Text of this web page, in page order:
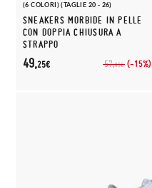
(6 COLORI) (TAGLIE 20 - 26)
SNEAKERS MORBIDE IN PELLE
CON DOPPIA CHIUSURA A
STRAPPO
57,95€ (-15%)
49,25€